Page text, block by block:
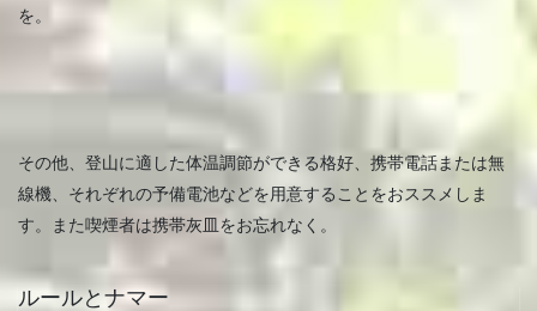
を。
その他、登山に適した体温調節ができる格好、携帯電話または無
線機、それぞれの予備電池などを用意することをおススメしま
す。また喫煙者は携帯灰皿をお忘れなく。
ルールとナマー